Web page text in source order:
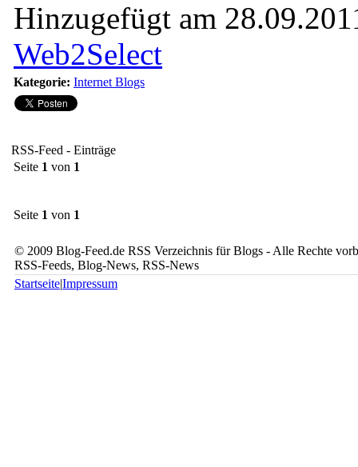
Hinzugefügt am
Web2Select
Kategorie: Internet Blogs
RSS-Feed - Einträge
Seite 1 von 1
Seite 1 von 1
© 2009 Blog-Feed.de RSS Verzeichnis für Blogs - Alle Rechte
RSS-Feeds, Blog-News, RSS-News
Startseite|Impressum